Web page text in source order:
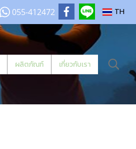
055-412472 TH
ผลิตภัณฑ์ เกี่ยวกับเรา